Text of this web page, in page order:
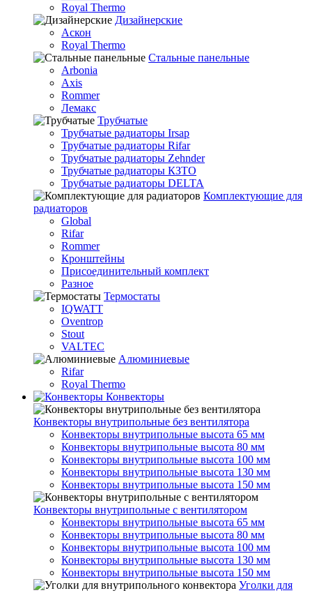
Royal Thermo
Дизайнерские
Аскон
Royal Thermo
Стальные панельные
Arbonia
Axis
Rommer
Лемакс
Трубчатые
Трубчатые радиаторы Irsap
Трубчатые радиаторы Rifar
Трубчатые радиаторы Zehnder
Трубчатые радиаторы КЗТО
Трубчатые радиаторы DELTA
Комплектующие для
радиаторов
Global
Rifar
Rommer
Кронштейны
Присоединительный комплект
Разное
Термостаты
IQWATT
Oventrop
Stout
VALTEC
Алюминиевые
Rifar
Royal Thermo
Конвекторы
Конвекторы внутрипольные без вентилятора
Конвекторы внутрипольные высота 65 мм
Конвекторы внутрипольные высота 80 мм
Конвекторы внутрипольные высота 100 мм
Конвекторы внутрипольные высота 130 мм
Конвекторы внутрипольные высота 150 мм
Конвекторы внутрипольные с вентилятором
Конвекторы внутрипольные высота 65 мм
Конвекторы внутрипольные высота 80 мм
Конвекторы внутрипольные высота 100 мм
Конвекторы внутрипольные высота 130 мм
Конвекторы внутрипольные высота 150 мм
Уголки для